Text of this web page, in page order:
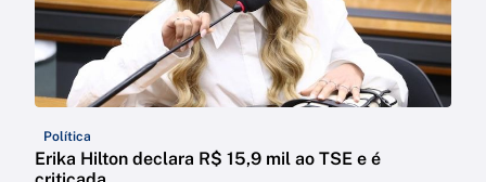
Política
Erika Hilton declara R$ 15,9 mil ao TSE e é